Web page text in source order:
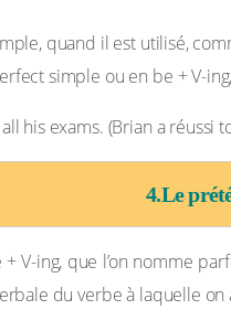
quand il est utilisé,
simple ou en be + V-
his exams. (Brian a réussi
4.Le
V-ing, que l’on nomme
du verbe à laquelle on